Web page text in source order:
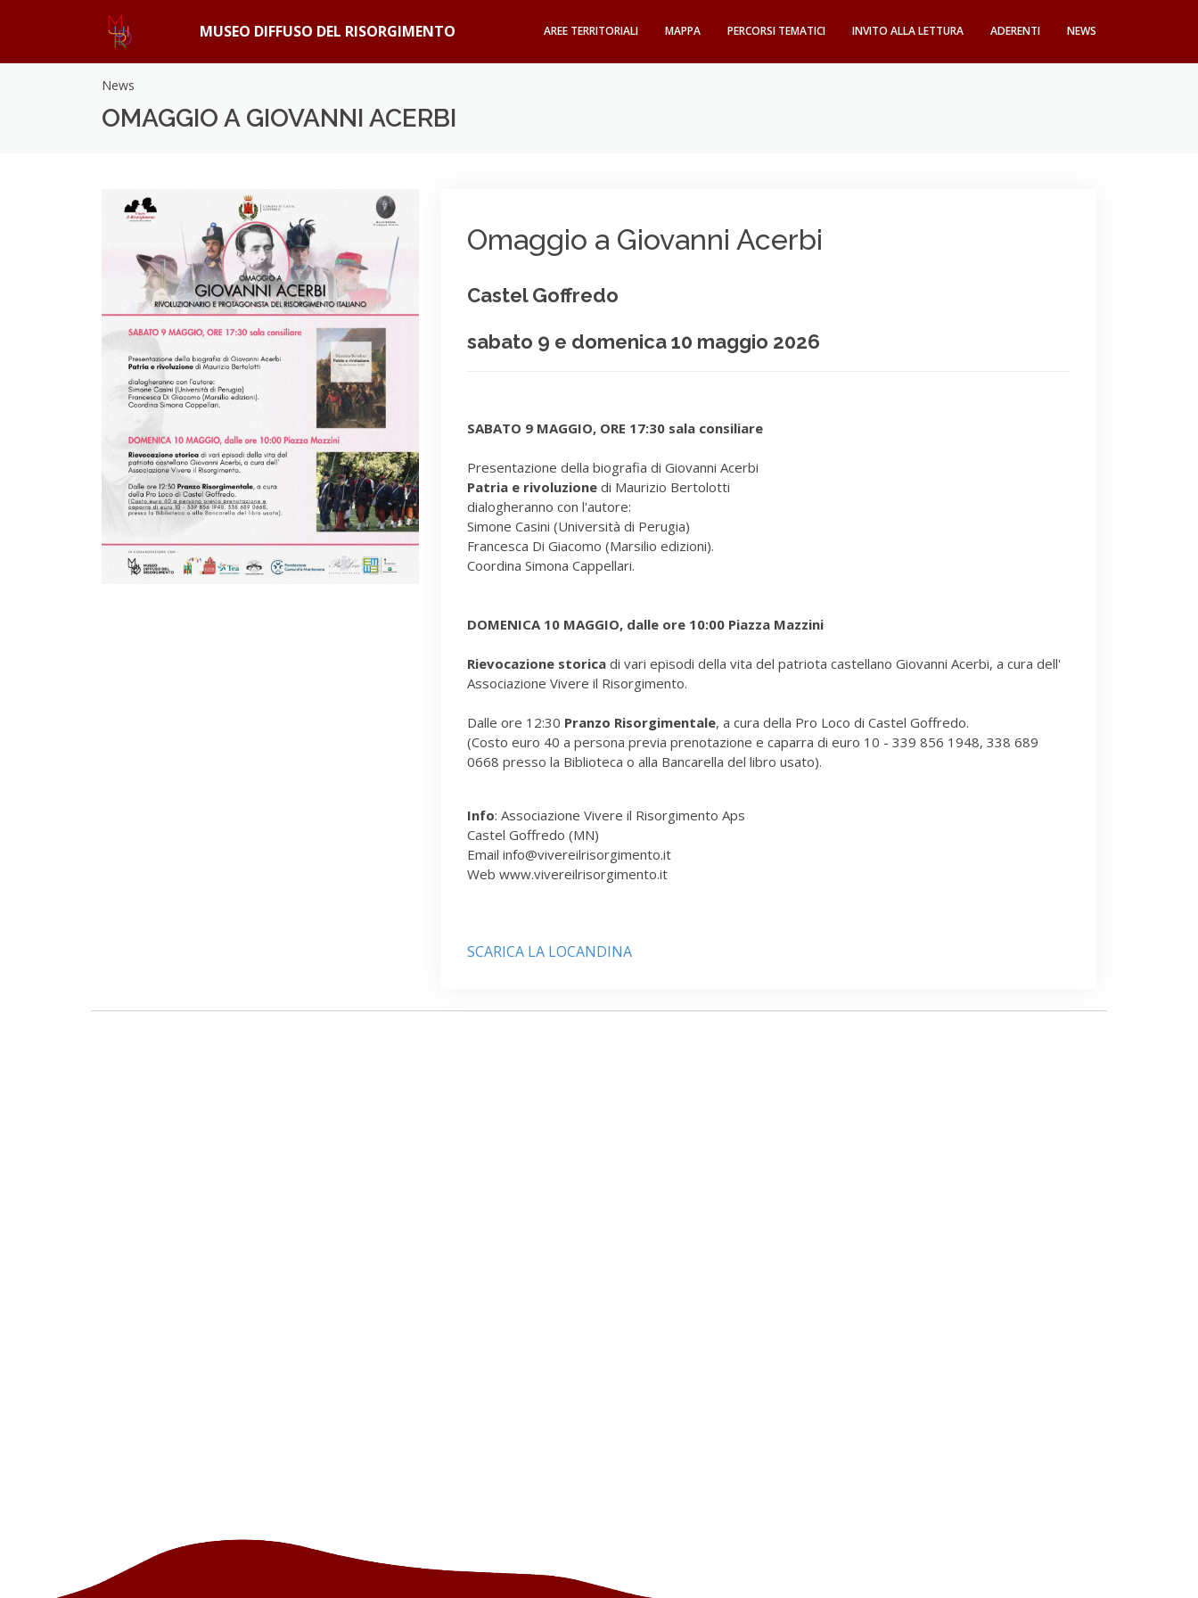
MUSEO DIFFUSO DEL RISORGIMENTO AREE TERRITORIALI MAPPA PERCORSI TEMATICI INVITO ALLA LETTURA ADERENTI NEWS
News
OMAGGIO A GIOVANNI ACERBI
Omaggio a Giovanni Acerbi
Castel Goffredo
sabato 9 e domenica 10 maggio 2026
SABATO 9 MAGGIO, ORE 17:30 sala consiliare
Presentazione della biografia di Giovanni Acerbi
Patria e rivoluzione di Maurizio Bertolotti
dialogheranno con l'autore:
Simone Casini (Università di Perugia)
Francesca Di Giacomo (Marsilio edizioni).
Coordina Simona Cappellari.
DOMENICA 10 MAGGIO, dalle ore 10:00 Piazza Mazzini
Rievocazione storica di vari episodi della vita del patriota castellano Giovanni Acerbi, a cura dell'
Associazione Vivere il Risorgimento.
Dalle ore 12:30 Pranzo Risorgimentale, a cura della Pro Loco di Castel Goffredo.
(Costo euro 40 a persona previa prenotazione e caparra di euro 10 - 339 856 1948, 338 689
0668 presso la Biblioteca o alla Bancarella del libro usato).
Info: Associazione Vivere il Risorgimento Aps
Castel Goffredo (MN)
Email info@vivereilrisorgimento.it
Web www.vivereilrisorgimento.it
SCARICA LA LOCANDINA